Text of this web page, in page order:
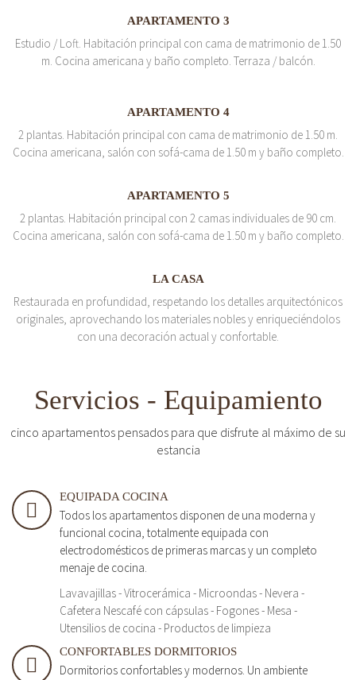
APARTAMENTO 3
Estudio / Loft. Habitación principal con cama de matrimonio de 1.50
m. Cocina americana y baño completo. Terraza / balcón.
APARTAMENTO 4
2 plantas. Habitación principal con cama de matrimonio de 1.50 m.
Cocina americana, salón con sofá-cama de 1.50 m y baño completo.
APARTAMENTO 5
2 plantas. Habitación principal con 2 camas individuales de 90 cm.
Cocina americana, salón con sofá-cama de 1.50 m y baño completo.
LA CASA
Restaurada en profundidad, respetando los detalles arquitectónicos
originales, aprovechando los materiales nobles y enriqueciéndolos
con una decoración actual y confortable.
Servicios - Equipamiento
cinco apartamentos pensados para que disfrute al máximo de su
estancia
EQUIPADA COCINA
Todos los apartamentos disponen de una moderna y
funcional cocina, totalmente equipada con
electrodomésticos de primeras marcas y un completo
menaje de cocina.
Lavavajillas - Vitrocerámica - Microondas - Nevera -
Cafetera Nescafé con cápsulas - Fogones - Mesa -
Utensilios de cocina - Productos de limpieza
CONFORTABLES DORMITORIOS
Dormitorios confortables y modernos. Un ambiente